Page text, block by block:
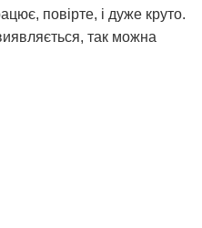
повірте, і дуже круто.
так можна